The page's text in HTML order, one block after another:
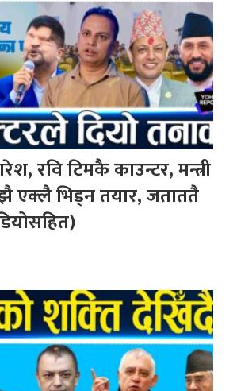
रवि टिमकै काउन्टर, मन्त्री
एक्लै भिड्न तयार, जताततै